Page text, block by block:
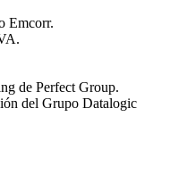
Emcorr.
de Perfect Group.
del Grupo Datalogic